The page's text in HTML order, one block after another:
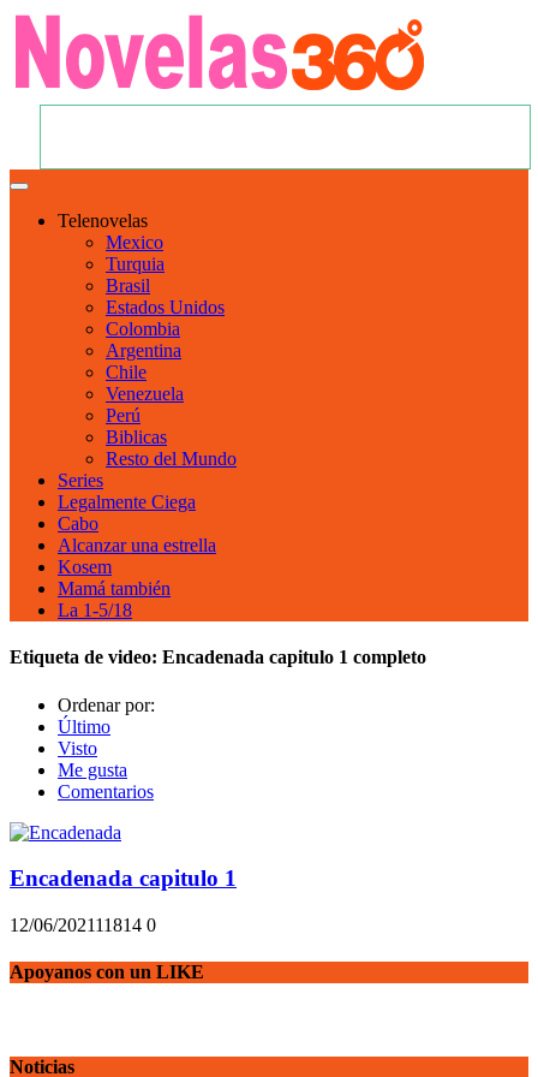
Telenovelas
Mexico
Turquia
Brasil
Estados Unidos
Colombia
Argentina
Chile
Venezuela
Perú
Biblicas
Resto del Mundo
Series
Legalmente Ciega
Cabo
Alcanzar una estrella
Kosem
Mamá también
La 1-5/18
Etiqueta de video: Encadenada capitulo 1 completo
Ordenar por:
Último
Visto
Me gusta
Comentarios
Encadenada capitulo 1
12/06/202111814 0
Apoyanos con un LIKE
Noticias